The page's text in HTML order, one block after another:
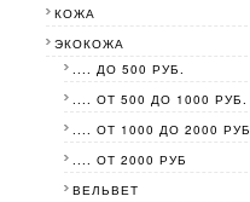
КОЖА
ЭКОКОЖА
.... ДО 500 РУБ.
.... ОТ 500 ДО 1000 РУБ.
.... ОТ 1000 ДО 2000 РУБ
.... ОТ 2000 РУБ
ВЕЛЬВЕТ